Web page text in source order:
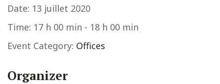
Date: 13 juillet 2020
Time: 17 h 00 min - 18 h 00 min
Event Category: Offices
Organizer